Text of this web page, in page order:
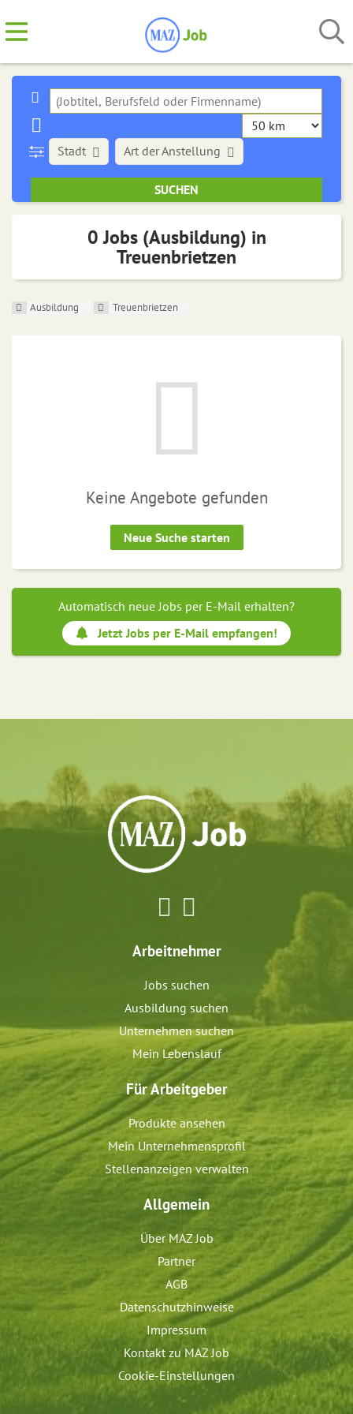
Stadt Art der Anstellung
0 Jobs (Ausbildung) in
Treuenbrietzen
Ausbildung Treuenbrietzen
Keine Angebote gefunden
Neue Suche starten
Automatisch neue Jobs per E-Mail erhalten?
Jetzt Jobs per E-Mail empfangen!
Arbeitnehmer
Jobs suchen
Ausbildung suchen
Unternehmen suchen
Mein Lebenslauf
Für Arbeitgeber
Produkte ansehen
Mein Unternehmensprofil
Stellenanzeigen verwalten
Allgemein
Über MAZ Job
Partner
AGB
Datenschutzhinweise
Impressum
Kontakt zu MAZ Job
Cookie-Einstellungen